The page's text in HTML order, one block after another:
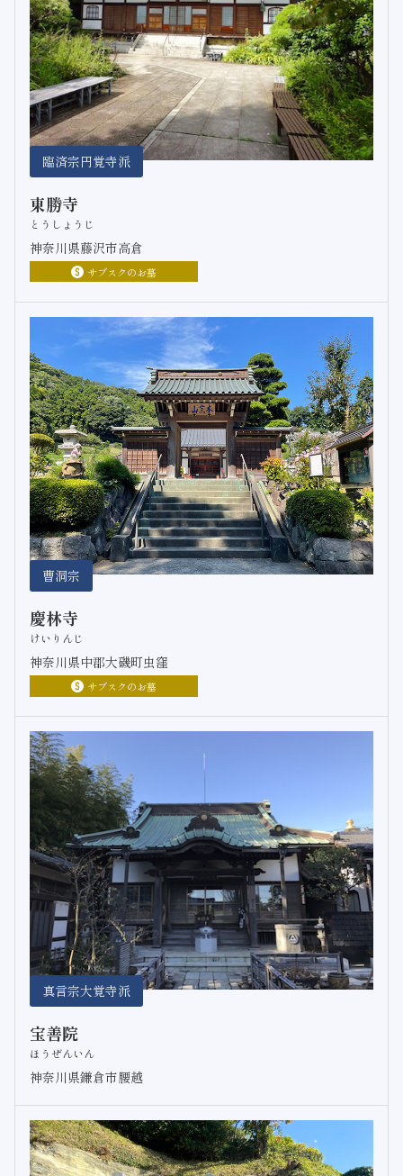
臨済宗円覚寺派
東勝寺
とうしょうじ
神奈川県藤沢市高倉
サブスクのお墓
曹洞宗
慶林寺
けいりんじ
神奈川県中郡大磯町虫窪
サブスクのお墓
真言宗大覚寺派
宝善院
ほうぜんいん
神奈川県鎌倉市腰越